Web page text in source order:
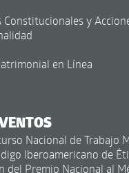
Constitucionales y
en Línea
Nacional de Trabajo
Iberoamericano de
del Premio Nacional al